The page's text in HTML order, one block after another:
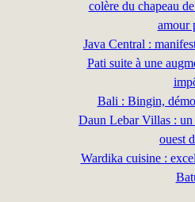
colère du chapeau
amour
Java Central :
Pati suite à une
Bali : Bingin,
Daun Lebar Villas :
ouest
Wardika cuisine :